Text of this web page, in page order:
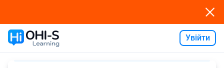
Увійти